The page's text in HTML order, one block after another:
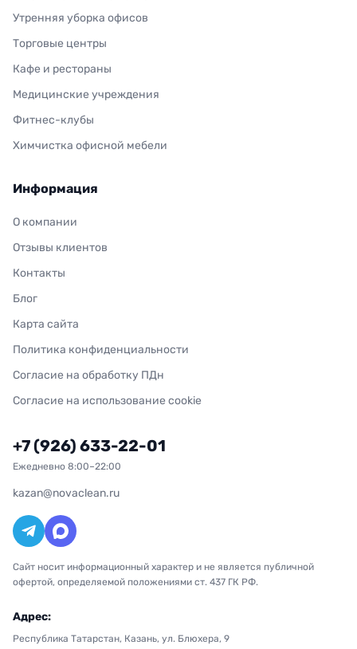
Утренняя уборка офисов
Торговые центры
Кафе и рестораны
Медицинские учреждения
Фитнес-клубы
Химчистка офисной мебели
Информация
О компании
Отзывы клиентов
Контакты
Блог
Карта сайта
Политика конфиденциальности
Согласие на обработку ПДн
Согласие на использование cookie
+7 (926) 633-22-01
Ежедневно 8:00–22:00
kazan@novaclean.ru
Сайт носит информационный характер и не является публичной
офертой, определяемой положениями ст. 437 ГК РФ.
Адрес:
Республика Татарстан, Казань, ул. Блюхера, 9